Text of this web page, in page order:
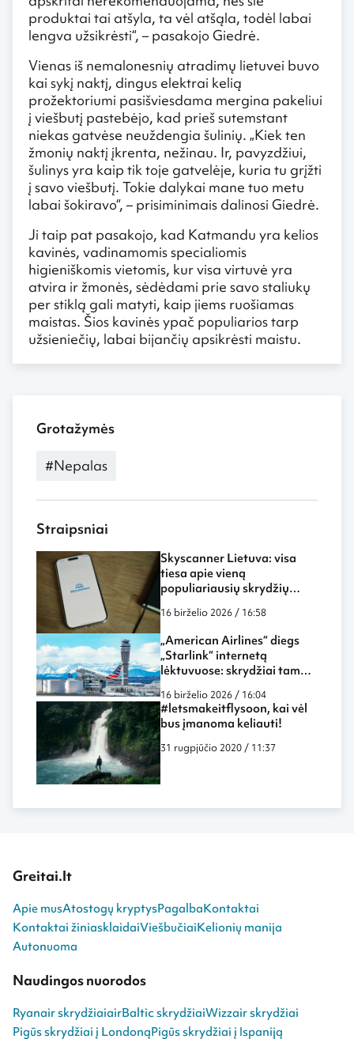
produktai tai atšyla, ta vėl atšąla, todėl labai
lengva užsikrėsti“, – pasakojo Giedrė.
Vienas iš nemalonesnių atradimų lietuvei buvo
kai sykį naktį, dingus elektrai kelią
prožektoriumi pasišviesdama mergina pakeliui
į viešbutį pastebėjo, kad prieš sutemstant
niekas gatvėse neuždengia šulinių. „Kiek ten
žmonių naktį įkrenta, nežinau. Ir, pavyzdžiui,
šulinys yra kaip tik toje gatvelėje, kuria tu grįžti
į savo viešbutį. Tokie dalykai mane tuo metu
labai šokiravo“, – prisiminimais dalinosi Giedrė.
Ji taip pat pasakojo, kad Katmandu yra kelios
kavinės, vadinamomis specialiomis
higieniškomis vietomis, kur visa virtuvė yra
atvira ir žmonės, sėdėdami prie savo staliukų
per stiklą gali matyti, kaip jiems ruošiamas
maistas. Šios kavinės ypač populiarios tarp
užsieniečių, labai bijančių apsikrėsti maistu.
Grotažymės
#Nepalas
Straipsniai
Skyscanner Lietuva: visa
tiesa apie vieną
populiariausių skrydžių
16 birželio 2026 / 16:58
„American Airlines“ diegs
„Starlink“ internetą
lėktuvuose: skrydžiai tampa
dar labiau panašūs į darbą
biure ar namuose
16 birželio 2026 / 16:04
#letsmakeitflysoon, kai vėl
bus įmanoma keliauti!
31 rugpjūčio 2020 / 11:37
Greitai.lt
Apie musAtostogų kryptysPagalbaKontaktai
Kontaktai žiniasklaidaiViešbučiaiKelionių manija
Autonuoma
Naudingos nuorodos
Ryanair skrydžiaiairBaltic skrydžiaiWizzair skrydžiai
Pigūs skrydžiai į LondonąPigūs skrydžiai į Ispaniją